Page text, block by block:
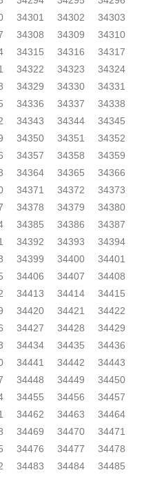
34301 34302
34303
34308 34309
34310
34315 34316
34317
34322 34323
34324
34329 34330
34331
34336 34337
34338
34343 34344
34345
34350 34351
34352
34357 34358
34359
34364 34365
34366
34371 34372
34373
34378 34379
34380
34385 34386
34387
34392 34393
34394
34399 34400
34401
34406 34407
34408
34413 34414
34415
34420 34421
34422
34427 34428
34429
34434 34435
34436
34441 34442
34443
34448 34449
34450
34455 34456
34457
34462 34463
34464
34469 34470
34471
34476 34477
34478
34483 34484
34485